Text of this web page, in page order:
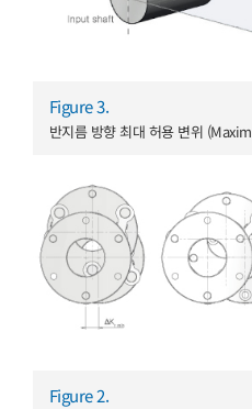
Figure 3.
반지름 방향 최대 허용 변위
Figure 2.